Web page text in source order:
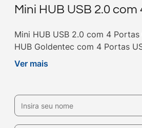
Mini HUB USB 2.0 com
Mini HUB USB 2.0 com 4
HUB Goldentec com 4 Portas
dispositivo que lhe permite
Ver mais